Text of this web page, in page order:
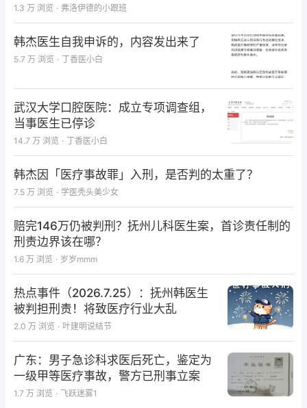
1.3 万 浏览 · 弗洛伊德的小跟班
韩杰医生自我申诉的，内容发出来了
5.7 万 浏览 · 丁香医小白
武汉大学口腔医院：成立专项调查组，
当事医生已停诊
14.7 万 浏览 · 丁香医小白
韩杰因「医疗事故罪」入刑，是否判的太重了？
7.5 万 浏览 · 学医秃头美少女
赔完146万仍被判刑？抚州儿科医生案，首诊责任制的
刑责边界该在哪？
1.6 万 浏览 · 岁岁mmm
热点事件（2026.7.25）：抚州韩医生
被判担刑责！将致医疗行业大乱
2.0 万 浏览 · 叶建明说结节
广东：男子急诊科求医后死亡，鉴定为
一级甲等医疗事故，警方已刑事立案
1.7 万 浏览 · 飞跃迷雾1